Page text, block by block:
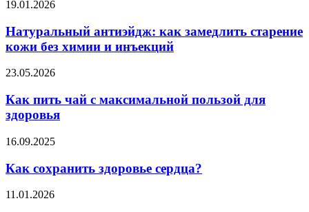
средства
идеальных
волос
Натуральный
как
замедлить
старение
без
и
инъекций
19.01.2026
Натуральный антиэйдж: как замедлить старение
кожи без химии и инъекций
Как
чай
с
максимальной
для
23.05.2026
Как пить чай с максимальной пользой для
здоровья
Как
здоровье
сердца?
16.09.2025
Как сохранить здоровье сердца?
Стало
11.01.2026